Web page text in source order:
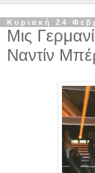
Κυριακή 24
Μις
Ναντίν